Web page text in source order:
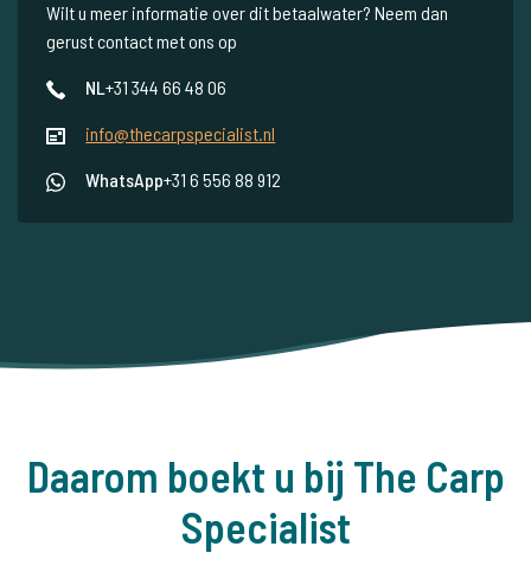
Wilt u meer informatie over dit betaalwater? Neem dan
gerust contact met ons op
NL+31 344 66 48 06
info@thecarpspecialist.nl
WhatsApp+31 6 556 88 912
Daarom boekt u bij The Carp
Specialist